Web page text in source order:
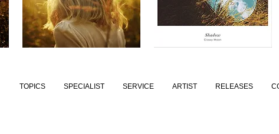
TOPICS SPECIALIST SERVICE ARTIST RELEASES